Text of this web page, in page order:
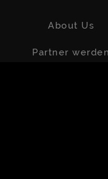
About Us
Partner werden